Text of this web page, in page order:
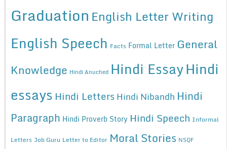
Graduation English Letter Writing
English Speech Facts Formal Letter General
Knowledge Hindi Anuched Hindi EssayHindi
essays Hindi Letters Hindi Nibandh Hindi
Paragraph Hindi Proverb Story Hindi Speech Informal
Letters Job Guru Letter to Editor Moral Stories NSQF